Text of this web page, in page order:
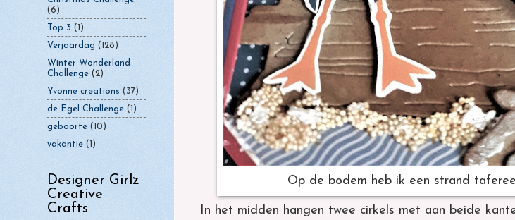
Op de bodem heb ik een strand
In het midden hangen twee cirkels met aan beide
(6)
Top 3 (1)
Verjaardag (128)
Winter Wonderland
Challenge (2)
Yvonne creations (37)
de Egel Challenge (1)
geboorte (10)
vakantie (1)
Designer Girlz
Creative
Crafts